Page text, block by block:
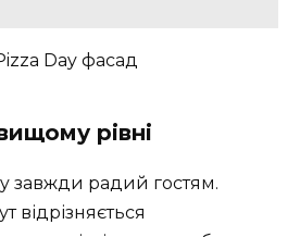
рівні
завжди радий гостям.
відрізняється